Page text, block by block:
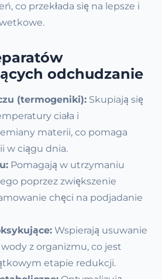
co przekłada się na lepsze i
odchudzanie
(termogeniki): Skupiają się
ciała i
materii, co pomaga
w ciągu dnia.
Pomagają w utrzymaniu
poprzez zwiększenie
chęci na podjadanie
Wspierają usuwanie
z organizmu, co jest
etapie redukcji.